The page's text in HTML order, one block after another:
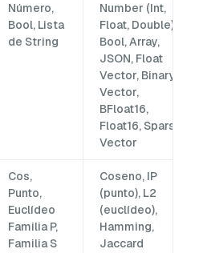
Número,
Bool, Lista
de String
Number (Int,
Float, Double),
Bool, Array,
JSON, Float
Vector, Binary
Vector,
BFloat16,
Float16, Sparse
Vector
Cos,
Punto,
Euclídeo
Familia P,
Familia S
Coseno, IP
(punto), L2
(euclídeo),
Hamming,
Jaccard